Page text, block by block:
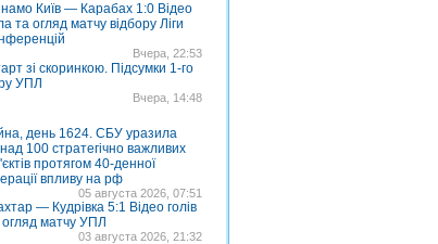
Київ — Карабах 1:0 Відео
та огляд матчу відбору Ліги
Вчера, 22:53
зі скоринкою. Підсумки 1-го
УПЛ
Вчера, 14:48
день 1624. СБУ уразила
100 стратегічно важливих
протягом 40-денної
впливу на рф
05 августа 2026, 07:51
— Кудрівка 5:1 Відео голів
огляд матчу УПЛ
03 августа 2026, 21:32